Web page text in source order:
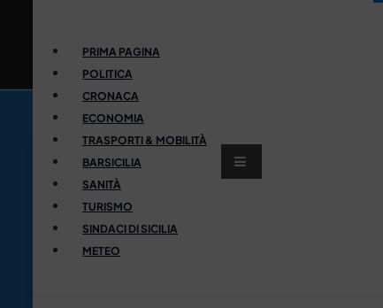
PRIMA PAGINA
POLITICA
CRONACA
ECONOMIA
TRASPORTI & MOBILITÀ
BARSICILIA
SANITÀ
TURISMO
SINDACI DI SICILIA
METEO